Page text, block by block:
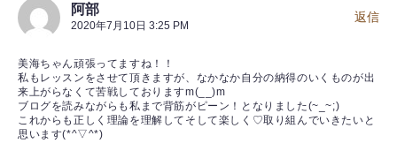
阿部
2020年7月10日 3:25 PM
美海ちゃん頑張ってますね！！
私もレッスンをさせて頂きますが、なかなか自分の納得のいくものが出
来上がらなくて苦戦しておりますm(__)m
ブログを読みながらも私まで背筋がピーン！となりました(~_~;)
これからも正しく理論を理解してそして楽しく♡取り組んでいきたいと
思います(*^▽^*)
返信